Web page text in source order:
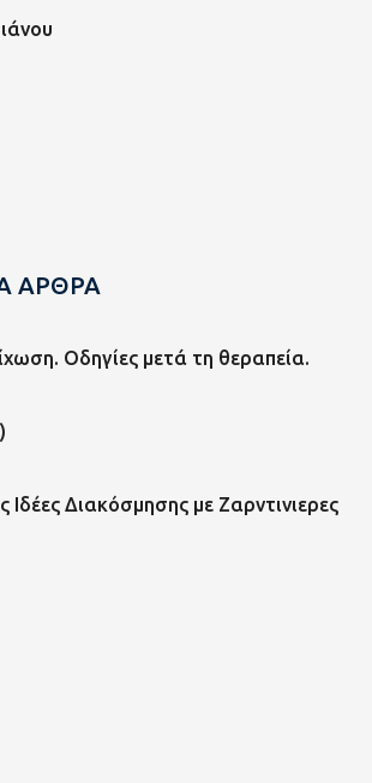
ΑΡΘΡΑ
Οδηγίες μετά τη θεραπεία.
Ιδέες Διακόσμησης με Ζαρντινιερες